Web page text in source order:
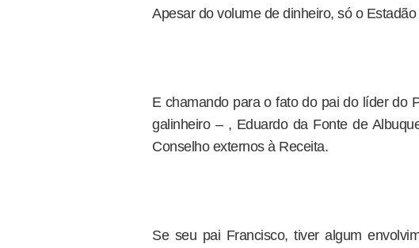
Apesar do volume de dinheiro, só o
E chamando para o fato do pai do líder do
galinheiro – , Eduardo da Fonte de
Conselho externos à Receita.
Se seu pai Francisco, tiver algum